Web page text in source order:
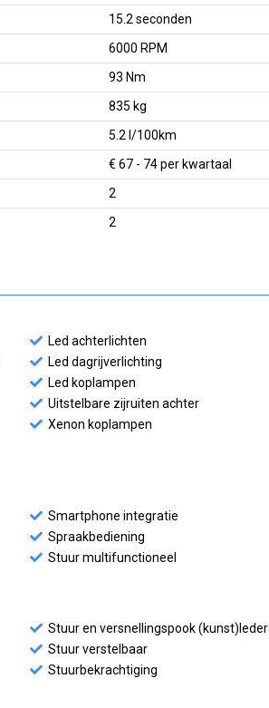
15.2 seconden
6000 RPM
93 Nm
835 kg
5.2 l/100km
€ 67 - 74 per kwartaal
2
2
Led achterlichten
Led dagrijverlichting
Led koplampen
Uitstelbare zijruiten achter
Xenon koplampen
Smartphone integratie
Spraakbediening
Stuur multifunctioneel
Stuur en versnellingspook (kunst)leder
Stuur verstelbaar
Stuurbekrachtiging